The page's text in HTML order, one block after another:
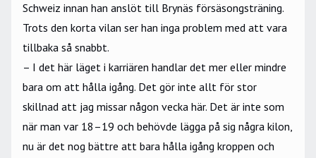
Schweiz innan han anslöt till Brynäs försäsongsträning.
Trots den korta vilan ser han inga problem med att vara
tillbaka så snabbt.
– I det här läget i karriären handlar det mer eller mindre
bara om att hålla igång. Det gör inte allt för stor
skillnad att jag missar någon vecka här. Det är inte som
när man var 18–19 och behövde lägga på sig några kilon,
nu är det nog bättre att bara hålla igång kroppen och